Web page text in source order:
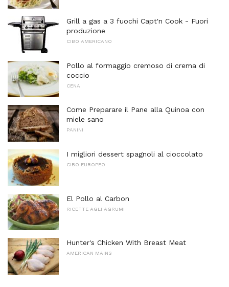
Grill a gas a 3 fuochi Capt'n Cook - Fuori
produzione
CIBO AMERICANO
Pollo al formaggio cremoso di crema di
coccio
CENA
Come Preparare il Pane alla Quinoa con
miele sano
PANINI
I migliori dessert spagnoli al cioccolato
CIBO EUROPEO
El Pollo al Carbon
RICETTE AGLI AGRUMI
Hunter's Chicken With Breast Meat
AMERICAN MAINS